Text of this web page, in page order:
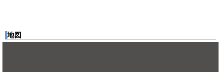
地図